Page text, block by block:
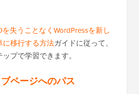
を失うことなくWordPressを新し
に移行する方法ガイドに従って、
プで学習できます。
ページへのパス